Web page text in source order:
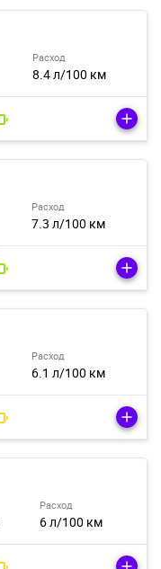
Расход
8.4 л/100 км
Расход
7.3 л/100 км
Расход
6.1 л/100 км
Расход
6 л/100 км